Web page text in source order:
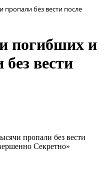
без вести после
погибших и
вести